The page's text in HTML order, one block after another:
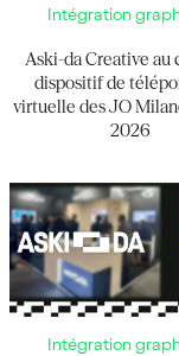
Intégration
Aski-da Creative au
dispositif de
virtuelle des JO
2026
Intégration